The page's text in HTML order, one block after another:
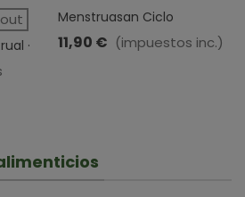
·
Menstruasan Ciclo
Menstrual Gotas · A Vogel ·
50 Ml
11,90 € (impuestos inc.)